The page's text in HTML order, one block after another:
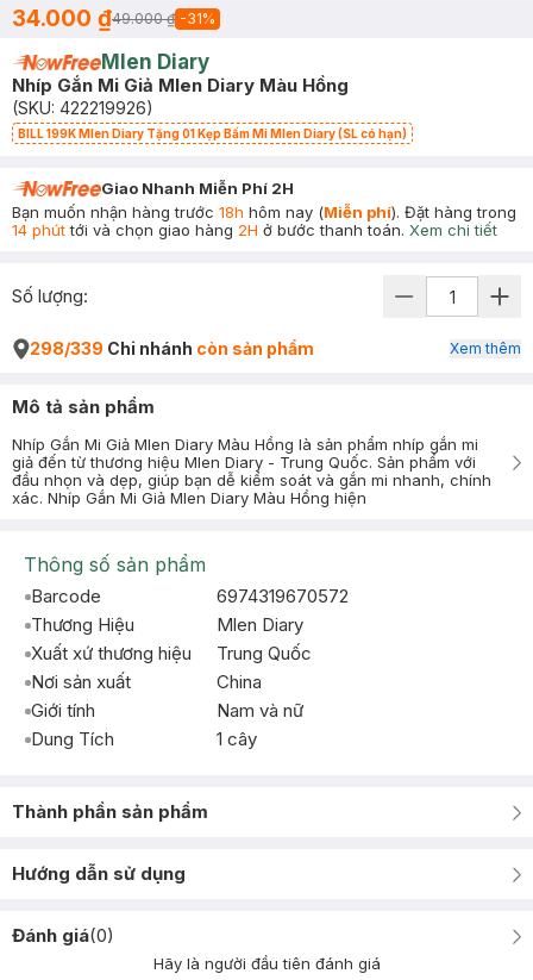
34.000 ₫49.000 ₫ -31%
Mlen Diary
Nhíp Gắn Mi Giả Mlen Diary Màu Hồng
(SKU: 422219926)
BILL 199K Mlen Diary Tặng 01 Kẹp Bấm Mi Mlen Diary (SL có hạn)
Giao Nhanh Miễn Phí 2H
Bạn muốn nhận hàng trước 18h hôm nay (Miễn phí). Đặt hàng trong
14 phúttới và chọn giao hàng 2H ở bước thanh toán. Xem chi tiết
Số lượng:
298/339 Chi nhánh còn sản phẩm Xem thêm
Mô tả sản phẩm
Nhíp Gắn Mi Giả Mlen Diary Màu Hồng là sản phẩm nhíp gắn mi
giả đến từ thương hiệu Mlen Diary - Trung Quốc. Sản phẩm với
đầu nhọn và dẹp, giúp bạn dễ kiểm soát và gắn mi nhanh, chính
xác. Nhíp Gắn Mi Giả Mlen Diary Màu Hồng hiện
Thông số sản phẩm
Barcode
6974319670572
Thương Hiệu
Mlen Diary
Xuất xứ thương hiệu
Trung Quốc
Nơi sản xuất
China
Giới tính
Nam và nữ
Dung Tích
1 cây
Thành phần sản phẩm
Hướng dẫn sử dụng
Đánh giá(0)
Hãy là người đầu tiên đánh giá